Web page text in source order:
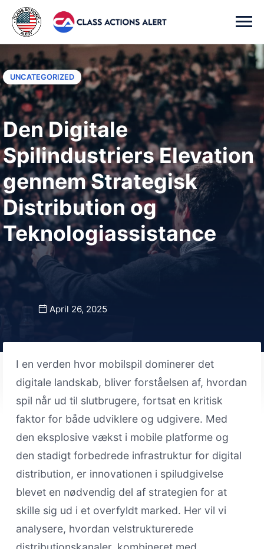
UNCATEGORIZED
Den Digitale
Spilindustriers Elevation
gennem Strategisk
Distribution og
Teknologiassistance
April 26, 2025
I en verden hvor mobilspil dominerer det
digitale landskab, bliver forståelsen af, hvordan
spil når ud til slutbrugere, fortsat en kritisk
faktor for både udviklere og udgivere. Med
den eksplosive vækst i mobile platforme og
den stadigt forbedrede infrastruktur for digital
distribution, er innovationen i spiludgivelse
blevet en nødvendig del af strategien for at
skille sig ud i et overfyldt marked. Her vil vi
analysere, hvordan velstrukturerede